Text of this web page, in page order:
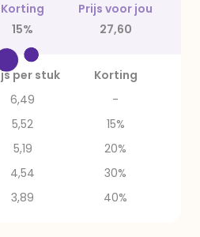
Korting
Prijs voor jou
15% 27,60
per stuk
Korting
6,49
-
5,52
15%
5,19
20%
4,54
30%
3,89 40%